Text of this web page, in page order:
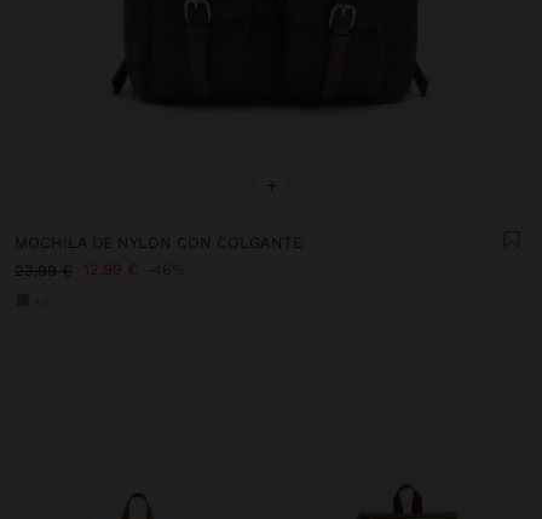
+
MOCHILA DE NYLON CON COLGANTE
23,99 €
12,99 € 46%